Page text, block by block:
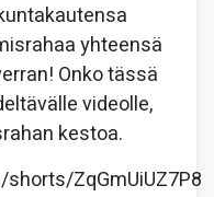
yhteensä
Onko tässä
videolle,
kestoa.
ZqGmUiUZ7P8